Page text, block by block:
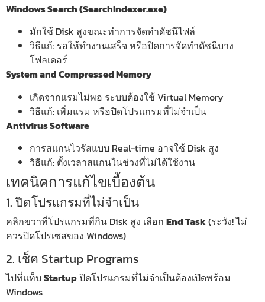
Windows Search (SearchIndexer.exe)
มักใช้ Disk สูงขณะทำการจัดทำดัชนีไฟล์
วิธีแก้: รอให้ทำงานเสร็จ หรือปิดการจัดทำดัชนีบาง
โฟลเดอร์
System and Compressed Memory
เกิดจากแรมไม่พอ ระบบต้องใช้ Virtual Memory
วิธีแก้: เพิ่มแรม หรือปิดโปรแกรมที่ไม่จำเป็น
Antivirus Software
การสแกนไวรัสแบบ Real-time อาจใช้ Disk สูง
วิธีแก้: ตั้งเวลาสแกนในช่วงที่ไม่ได้ใช้งาน
เทคนิคการแก้ไขเบื้องต้น
1. ปิดโปรแกรมที่ไม่จำเป็น
คลิกขวาที่โปรแกรมที่กิน Disk สูง เลือก End Task(ระวัง! ไม่
ควรปิดโปรเซสของ Windows)
2. เช็ค Startup Programs
ไปที่แท็บ Startupปิดโปรแกรมที่ไม่จำเป็นต้องเปิดพร้อม
Windows